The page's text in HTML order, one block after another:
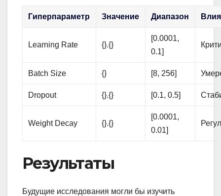
Гиперпараметр Значение Диапазон
Learning Rate {}.{}
[0.0001,
0.1]
Batch Size {} [8, 256]
Dropout {}.{} [0.1, 0.5]
Weight Decay {}.{}
[0.0001,
0.01]
Результаты
Будущие исследования могли бы изучить